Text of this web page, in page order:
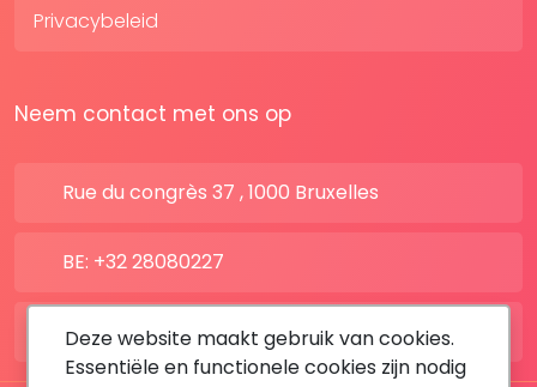
Privacybeleid
Neem contact met ons op
Rue du congrès 37 , 1000 Bruxelles
BE: +32 28080227
FR: +33 183642895
Deze website maakt gebruik van cookies.
Essentiële en functionele cookies zijn nodig